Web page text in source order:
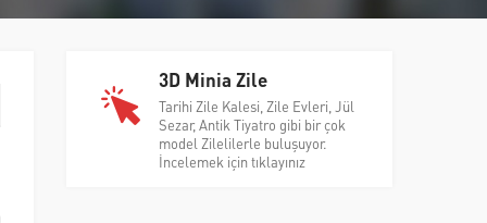
3D Minia Zile
Tarihi Zile Kalesi, Zile Evleri, Jül
Sezar, Antik Tiyatro gibi bir çok
model Zilelilerle buluşuyor.
İncelemek için tıklayınız